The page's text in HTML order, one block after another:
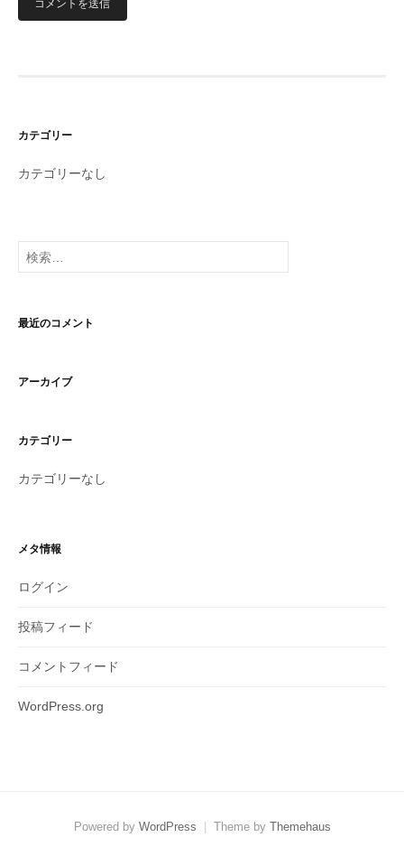
カテゴリー
カテゴリーなし
検
索:
最近のコメント
アーカイブ
カテゴリー
カテゴリーなし
メタ情報
ログイン
投稿フィード
コメントフィード
WordPress.org
Powered by WordPress Theme by Themehaus